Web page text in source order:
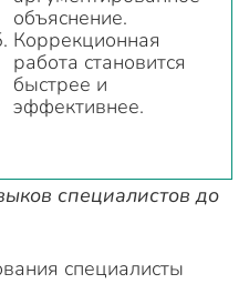
объяснение.
Коррекционная
работа становится
быстрее и
эффективнее.
специалистов до
специалисты